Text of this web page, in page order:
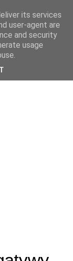
its services
user-agent are
and security
usage